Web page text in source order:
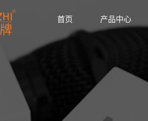
首页 产品中心